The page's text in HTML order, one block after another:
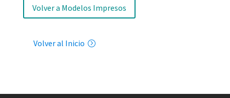
Volver a Modelos Impresos
Volver al Inicio